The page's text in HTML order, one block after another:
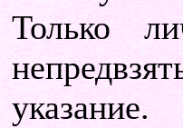
Только
указание.